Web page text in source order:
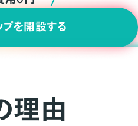
を開設する
理由